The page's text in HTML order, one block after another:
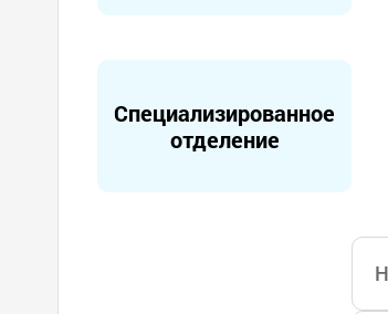
Специализированное
отделение